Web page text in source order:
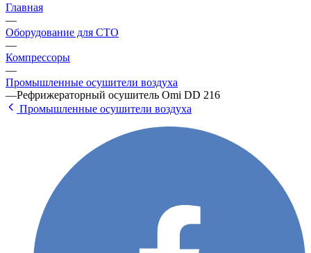
Главная
—
Оборудование для СТО
—
Компрессоры
—
Промышленные осушители воздуха
—Рефрижераторный осушитель Omi DD 216
Промышленные осушители воздуха